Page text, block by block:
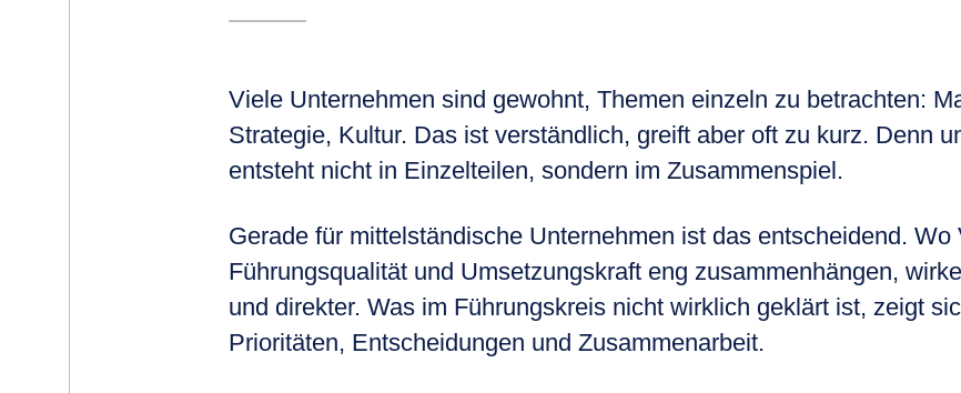
Viele Unternehmen sind gewohnt, Themen einzeln zu betrachten:
Strategie, Kultur. Das ist verständlich, greift aber oft zu kurz. Denn
entsteht nicht in Einzelteilen, sondern im Zusammenspiel.
Gerade für mittelständische Unternehmen ist das entscheidend. Wo
Führungsqualität und Umsetzungskraft eng zusammenhängen,
und direkter. Was im Führungskreis nicht wirklich geklärt ist, zeigt
Prioritäten, Entscheidungen und Zusammenarbeit.